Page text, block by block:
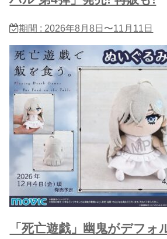
期間 : 2026年8月8日〜11月11日
「死亡遊戯」幽鬼がデフ